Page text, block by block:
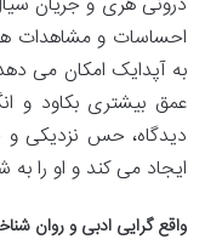
احساسات و مشاهدات
به آپدایک امکان می
عمق بیشتری بکاود و
دیدگاه، حس نزدیکی
ایجاد می کند و او را
واقع گرایی ادبی و روان